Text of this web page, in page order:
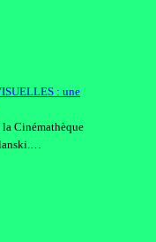
: une
Cinémathèque